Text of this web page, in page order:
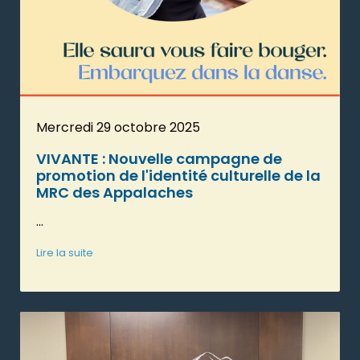
Mercredi 29 octobre 2025
VIVANTE : Nouvelle campagne de
promotion de l'identité culturelle de la
MRC des Appalaches
...
Lire la suite